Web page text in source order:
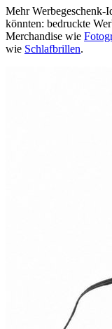
Mehr Werbegeschenk-
könnten: bedruckte
Merchandise wie
wie Schlafbrillen.